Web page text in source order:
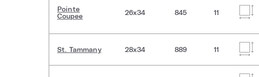
Pointe
Coupee
26x34 845 11
St. Tammany 28x34 889 11